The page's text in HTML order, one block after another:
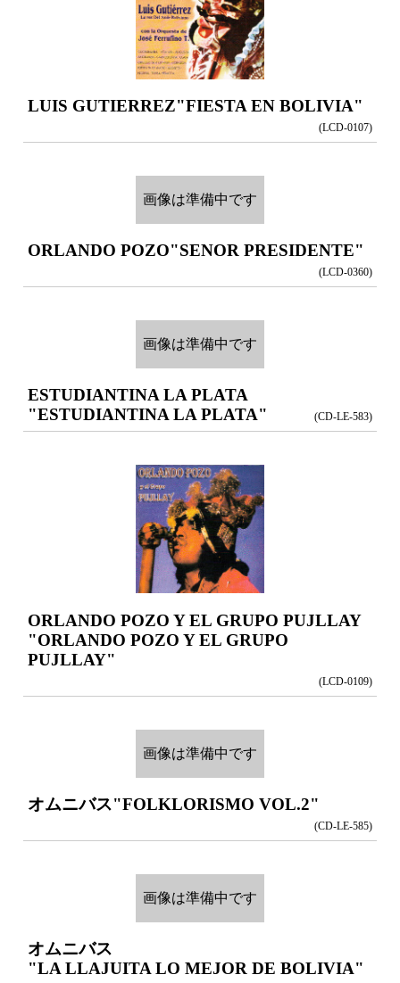
LUIS GUTIERREZ"FIESTA EN BOLIVIA"
(LCD-0107)
画像は準備中です
ORLANDO POZO"SENOR PRESIDENTE"
(LCD-0360)
画像は準備中です
ESTUDIANTINA LA PLATA
"ESTUDIANTINA LA PLATA"
(CD-LE-583)
ORLANDO POZO Y EL GRUPO PUJLLAY
"ORLANDO POZO Y EL GRUPO
PUJLLAY"
(LCD-0109)
画像は準備中です
オムニバス"FOLKLORISMO VOL.2"
(CD-LE-585)
画像は準備中です
オムニバス
"LA LLAJUITA LO MEJOR DE BOLIVIA"